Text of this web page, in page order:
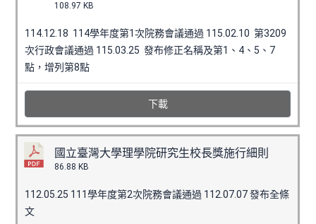
108.97 KB
114.12.18 114學年度第1次院務會議通過 115.02.10 第3209
次行政會議通過 115.03.25 發布修正名稱及第1、4、5、7
點，增列第8點
下載
國立臺灣大學理學院研究生校長獎施行細則
86.88 KB
112.05.25 111學年度第2次院務會議通過 112.07.07 發布全條
文